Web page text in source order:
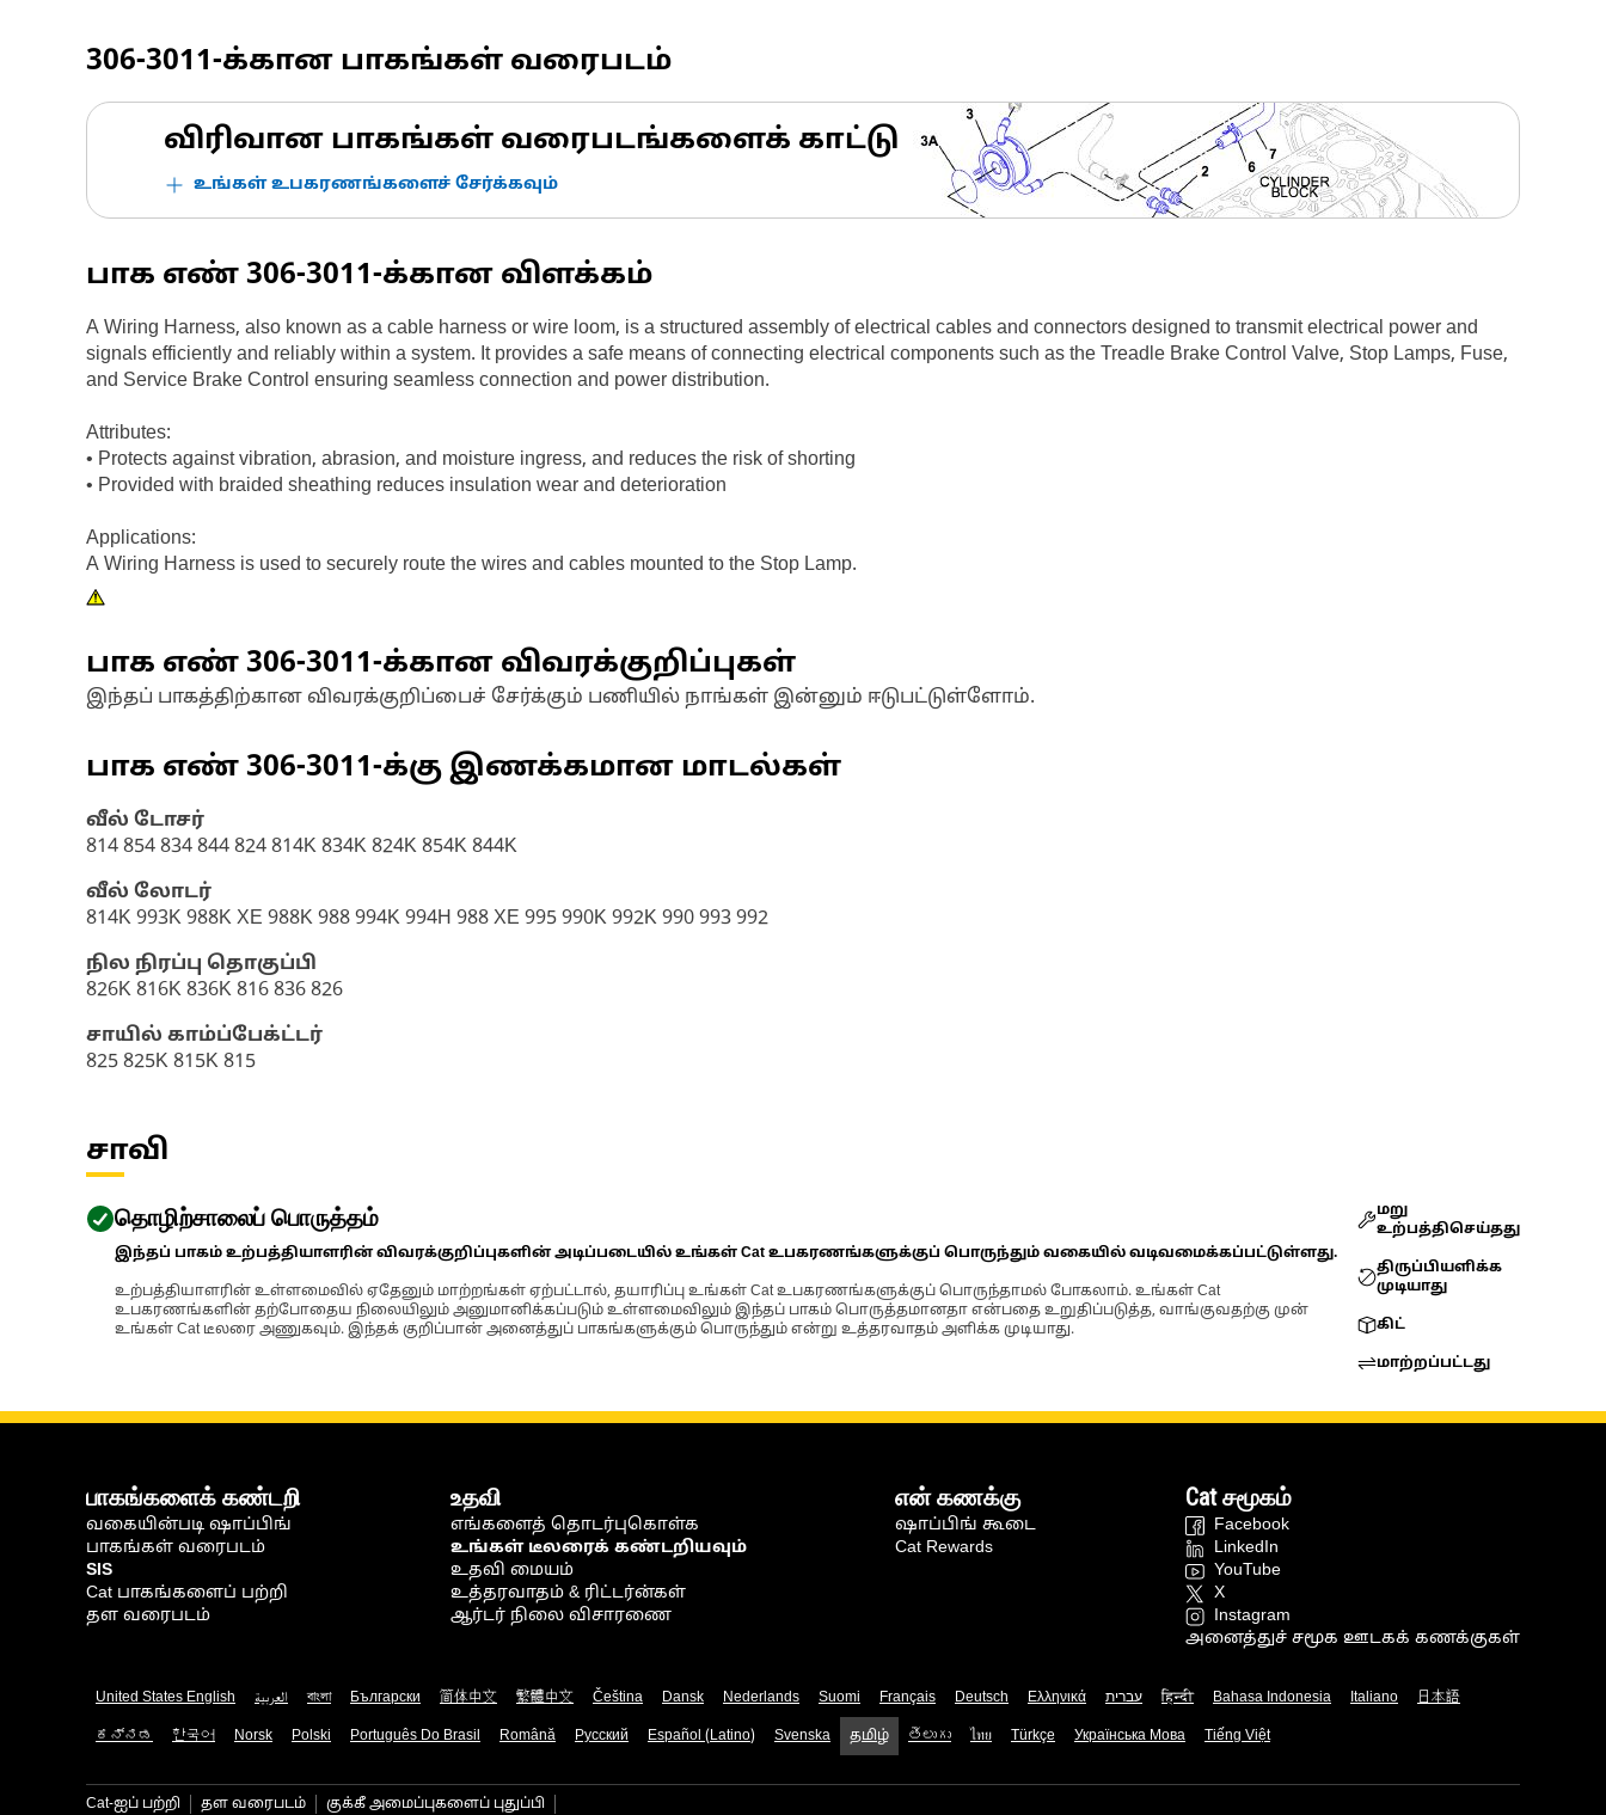
306-3011-க்கான பாகங்கள் வரைபடம்
விரிவான பாகங்கள் வரைபடங்களைக் காட்டு
உங்கள் உபகரணங்களைச் சேர்க்கவும்
பாக எண் 306-3011-க்கான விளக்கம்
A Wiring Harness, also known as a cable harness or wire loom, is a structured assembly of electrical cables and connectors designed to transmit electrical power and
signals efficiently and reliably within a system. It provides a safe means of connecting electrical components such as the Treadle Brake Control Valve, Stop Lamps, Fuse,
and Service Brake Control ensuring seamless connection and power distribution.
Attributes:
• Protects against vibration, abrasion, and moisture ingress, and reduces the risk of shorting
• Provided with braided sheathing reduces insulation wear and deterioration
Applications:
A Wiring Harness is used to securely route the wires and cables mounted to the Stop Lamp.
பாக எண் 306-3011-க்கான விவரக்குறிப்புகள்
இந்தப் பாகத்திற்கான விவரக்குறிப்பைச் சேர்க்கும் பணியில் நாங்கள் இன்னும் ஈடுபட்டுள்ளோம்.
பாக எண் 306-3011-க்கு இணக்கமான மாடல்கள்
வீல் டோசர்
814 854 834 844 824 814K 834K 824K 854K 844K
வீல் லோடர்
814K 993K 988K XE 988K 988 994K 994H 988 XE 995 990K 992K 990 993 992
நில நிரப்பு தொகுப்பி
826K 816K 836K 816 836 826
சாயில் காம்ப்பேக்ட்டர்
825 825K 815K 815
சாவி
தொழிற்சாலைப் பொருத்தம்
இந்தப் பாகம் உற்பத்தியாளரின் விவரக்குறிப்புகளின் அடிப்படையில் உங்கள் Cat உபகரணங்களுக்குப் பொருந்தும் வகையில் வடிவமைக்கப்பட்டுள்ளது.
உற்பத்தியாளரின் உள்ளமைவில் ஏதேனும் மாற்றங்கள் ஏற்பட்டால், தயாரிப்பு உங்கள் Cat உபகரணங்களுக்குப் பொருந்தாமல் போகலாம். உங்கள் Cat
உபகரணங்களின் தற்போதைய நிலையிலும் அனுமானிக்கப்படும் உள்ளமைவிலும் இந்தப் பாகம் பொருத்தமானதா என்பதை உறுதிப்படுத்த, வாங்குவதற்கு முன்
உங்கள் Cat டீலரை அணுகவும். இந்தக் குறிப்பான் அனைத்துப் பாகங்களுக்கும் பொருந்தும் என்று உத்தரவாதம் அளிக்க முடியாது.
மறு
உற்பத்திசெய்தது
திருப்பியளிக்க
முடியாது
கிட்
மாற்றப்பட்டது
பாகங்களைக் கண்டறி
வகையின்படி ஷாப்பிங்
பாகங்கள் வரைபடம்
SIS
Cat பாகங்களைப் பற்றி
தள வரைபடம்
உதவி
எங்களைத் தொடர்புகொள்க
உங்கள் டீலரைக் கண்டறியவும்
உதவி மையம்
உத்தரவாதம் & ரிட்டர்ன்கள்
ஆர்டர் நிலை விசாரணை
என் கணக்கு
ஷாப்பிங் கூடை
Cat Rewards
Cat சமூகம்
Facebook
LinkedIn
YouTube
X
Instagram
அனைத்துச் சமூக ஊடகக் கணக்குகள்
United States English العربية বাংলা Български 简体中文 繁體中文 Čeština Dansk Nederlands Suomi Français Deutsch Ελληνικά עברית हिन्दी Bahasa Indonesia Italiano 日本語
ಕನ್ನಡ 한국어 Norsk Polski Português Do Brasil Română Русский Español (Latino) Svenska தமிழ் తెలుగు ไทย Türkçe Українська Мова Tiếng Việt
Cat-ஐப் பற்றி தள வரைபடம் குக்கீ அமைப்புகளைப் புதுப்பி